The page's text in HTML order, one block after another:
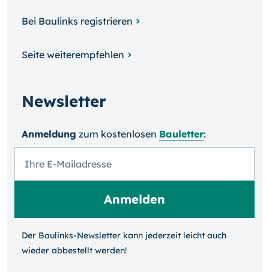
Bei Baulinks registrieren
Seite weiterempfehlen
Newsletter
Anmeldung zum kosten­losen Bauletter:
Der Baulinks-Newsletter kann jeder­zeit leicht auch
wieder ab­bestellt werden!